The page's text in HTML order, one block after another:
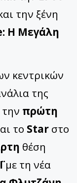
την ξένη
Η Μεγάλη
κεντρικών
της
πρώτη
το Star στο
θέση
με τη νέα